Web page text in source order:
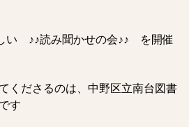
い ♪♪読み聞かせの会♪♪ を開催
くださるのは、中野区立南台図書
す